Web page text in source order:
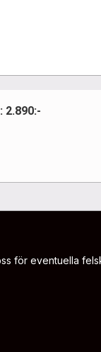
för eventuella